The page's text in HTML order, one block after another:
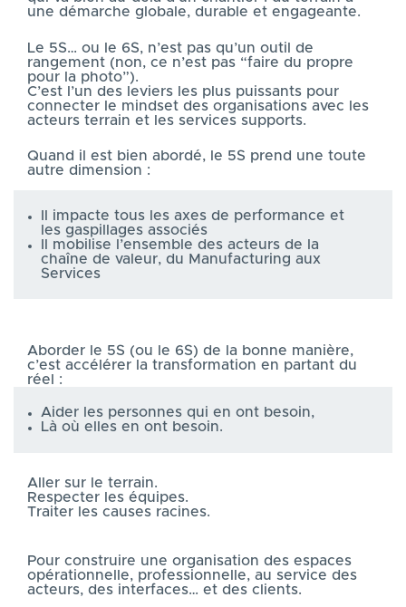
une démarche globale, durable et engageante.
Le 5S… ou le 6S, n’est pas qu’un outil de
rangement (non, ce n’est pas “faire du propre
pour la photo”).
C’est l’un des leviers les plus puissants pour
connecter le mindset des organisations avec les
acteurs terrain et les services supports.
Quand il est bien abordé, le 5S prend une toute
autre dimension :
Il impacte tous les axes de performance et
les gaspillages associés
Il mobilise l’ensemble des acteurs de la
chaîne de valeur, du Manufacturing aux
Services
Aborder le 5S (ou le 6S) de la bonne manière,
c’est accélérer la transformation en partant du
réel :
Aider les personnes qui en ont besoin,
Là où elles en ont besoin.
Aller sur le terrain.
Respecter les équipes.
Traiter les causes racines.
Pour construire une organisation des espaces
opérationnelle, professionnelle, au service des
acteurs, des interfaces… et des clients.